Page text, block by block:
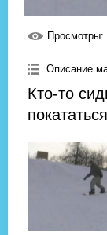
Просмотры:
Описание
Кто-то